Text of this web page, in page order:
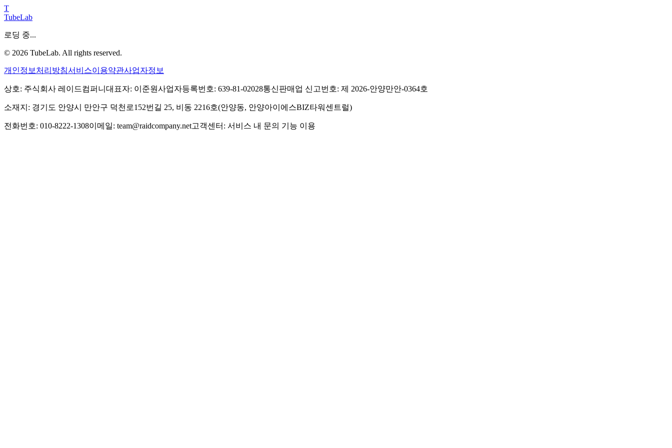
T
TubeLab
로딩 중...
© 2026 TubeLab. All rights reserved.
개인정보처리방침서비스이용약관사업자정보
상호: 주식회사 레이드컴퍼니 대표자: 이준원사업자등록번호: 639-81-02028통신판매업 신고번호: 제 2026-안양만안-0364호
소재지: 경기도 안양시 만안구 덕천로152번길 25, 비동 2216호(안양동, 안양아이에스BIZ타워센트럴)
전화번호: 010-8222-1308이메일: team@raidcompany.net고객센터: 서비스 내 문의 기능 이용